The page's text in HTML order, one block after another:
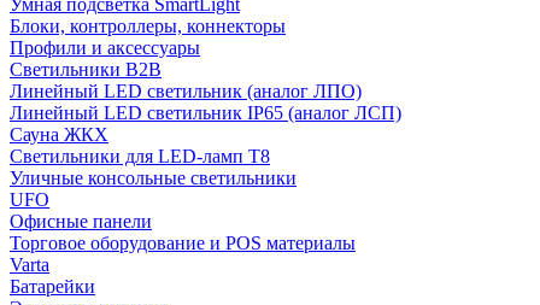
Умная подсветка SmartLight
Блоки, контроллеры, коннекторы
Профили и аксессуары
Светильники B2B
Линейный LED светильник (аналог ЛПО)
Линейный LED светильник IP65 (аналог ЛСП)
Сауна ЖКХ
Светильники для LED-ламп T8
Уличные консольные светильники
UFO
Офисные панели
Торговое оборудование и POS материалы
Varta
Батарейки